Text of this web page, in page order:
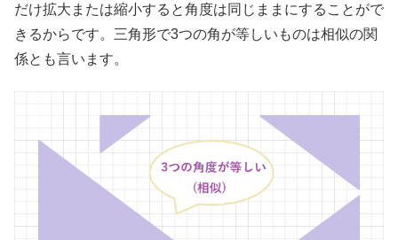
だけ拡大または縮小すると角度は同じままにすることがで
きるからです。三角形で3つの角が等しいものは相似の関
係とも言います。